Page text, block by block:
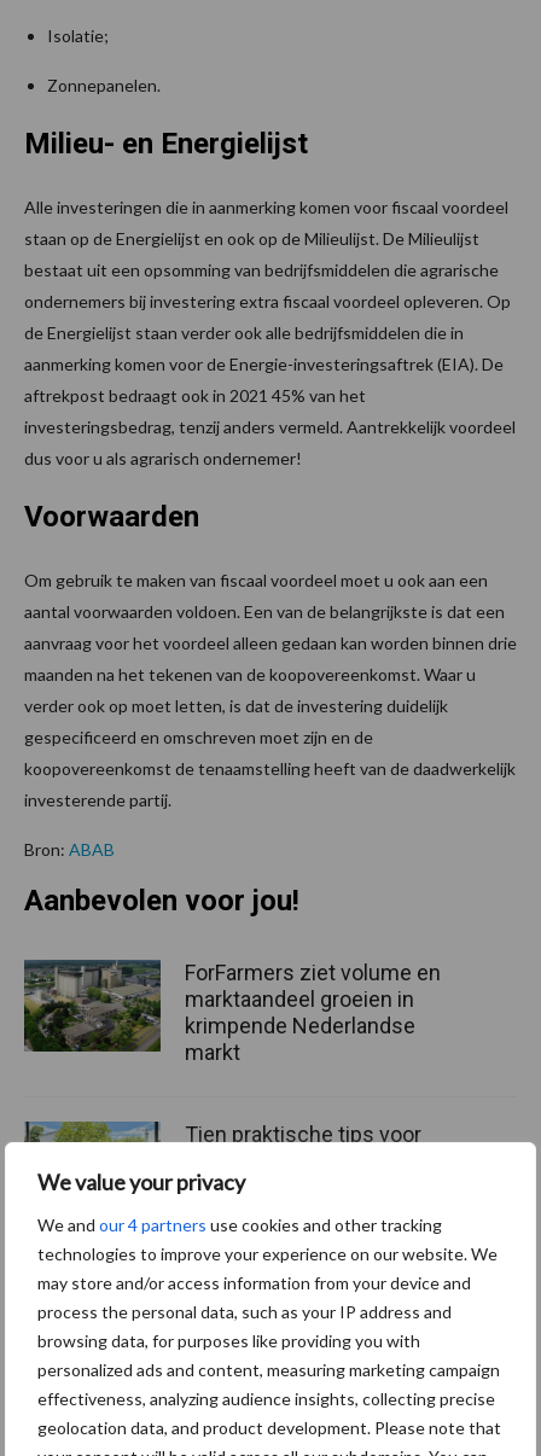
We value your privacy
We and our 4 partners use cookies and other tracking
technologies to improve your experience on our website. We
may store and/or access information from your device and
process the personal data, such as your IP address and
browsing data, for purposes like providing you with
personalized ads and content, measuring marketing campaign
effectiveness, analyzing audience insights, collecting precise
geolocation data, and product development. Please note that
Isolatie;
Zonnepanelen.
Milieu- en Energielijst
Alle investeringen die in aanmerking komen voor fiscaal voordeel
staan op de Energielijst en ook op de Milieulijst. De Milieulijst
bestaat uit een opsomming van bedrijfsmiddelen die agrarische
ondernemers bij investering extra fiscaal voordeel opleveren. Op
de Energielijst staan verder ook alle bedrijfsmiddelen die in
aanmerking komen voor de Energie-investeringsaftrek (EIA). De
aftrekpost bedraagt ook in 2021 45% van het
investeringsbedrag, tenzij anders vermeld. Aantrekkelijk voordeel
dus voor u als agrarisch ondernemer!
Voorwaarden
Om gebruik te maken van fiscaal voordeel moet u ook aan een
aantal voorwaarden voldoen. Een van de belangrijkste is dat een
aanvraag voor het voordeel alleen gedaan kan worden binnen drie
maanden na het tekenen van de koopovereenkomst. Waar u
verder ook op moet letten, is dat de investering duidelijk
gespecificeerd en omschreven moet zijn en de
koopovereenkomst de tenaamstelling heeft van de daadwerkelijk
investerende partij.
Bron: ABAB
Aanbevolen voor jou!
ForFarmers ziet volume en
marktaandeel groeien in
krimpende Nederlandse
markt
Tien praktische tips voor
“Vraag naar praktische
hygieneoplossingen is in
Polen groter dan ooit”